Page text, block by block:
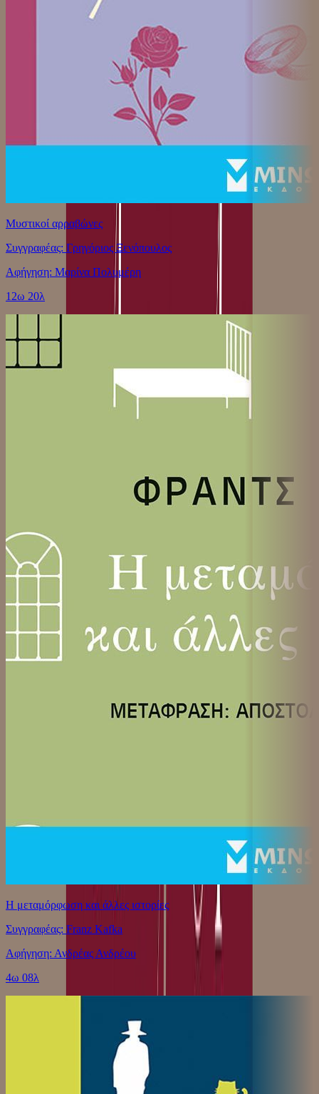
Μυστικοί αρραβώνες
Συγγραφέας: Γρηγόριος Ξενόπουλος
Αφήγηση: Μαρίνα Πολυμέρη
12ω 20λ
Η μεταμόρφωση και άλλες ιστορίες
Συγγραφέας: Franz Kafka
Αφήγηση: Ανδρέας Ανδρέου
4ω 08λ